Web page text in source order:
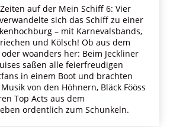
auf der Mein Schiff 6: Vier
sich das Schiff zu einer
– mit Karnevalsbands,
und Kölsch! Ob aus dem
woanders her: Beim Jeckliner
saßen alle feierfreudigen
in einem Boot und brachten
von den Höhnern, Bläck Fööss
Top Acts aus dem
ordentlich zum Schunkeln.